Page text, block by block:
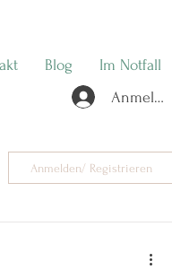
Anmelden
Blog Im Notfall
Anmelden/ Registrieren